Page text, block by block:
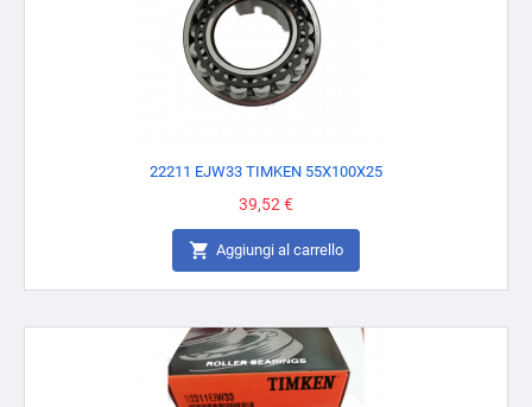
22211 EJW33 TIMKEN 55X100X25
Prezzo
39,52 €
 Aggiungi al carrello